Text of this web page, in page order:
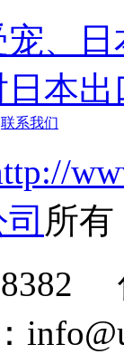
、
本
联系我们
所